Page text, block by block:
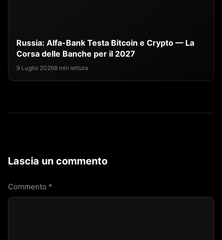
Russia: Alfa-Bank Testa Bitcoin e Crypto — La
Corsa delle Banche per il 2027
9 Luglio 20268 min lettura
Lascia un commento
Commento *